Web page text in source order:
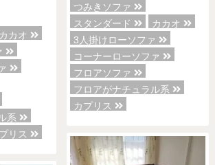
カカオ
系
リス
つみきソファ
スタンダード
カカオ
3人掛けローソファ
コーナーローソファ
フロアソファ
フロアがナチュラル系
カプリス